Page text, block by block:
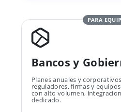
PARA
Bancos y
Planes anuales y
reguladores, firmas y
con alto volumen,
dedicado.